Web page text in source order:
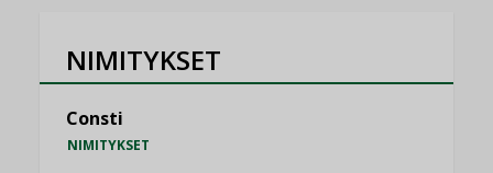
NIMITYKSET
Consti
NIMITYKSET